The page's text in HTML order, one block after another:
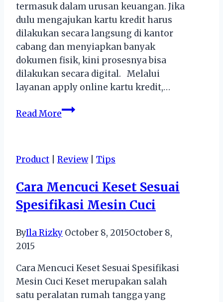
termasuk dalam urusan keuangan. Jika
dulu mengajukan kartu kredit harus
dilakukan secara langsung di kantor
cabang dan menyiapkan banyak
dokumen fisik, kini prosesnya bisa
dilakukan secara digital. Melalui
layanan apply online kartu kredit,…
Read MoreApply
Bikin
Finansial
Jadi
Mudah
Product Review| Tips
Cara Mencuci Keset Sesuai
Spesifikasi Mesin Cuci
ByIla Rizky October 8, 2015October 8,
2015
Cara Mencuci Keset Sesuai Spesifikasi
Mesin Cuci Keset merupakan salah
satu peralatan rumah tangga yang